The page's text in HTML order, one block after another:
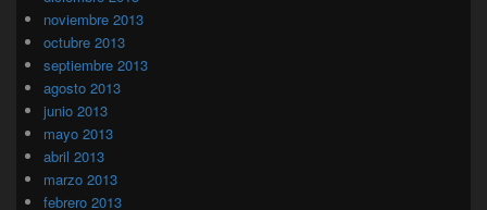
noviembre 2013
octubre 2013
septiembre 2013
agosto 2013
junio 2013
mayo 2013
abril 2013
marzo 2013
febrero 2013